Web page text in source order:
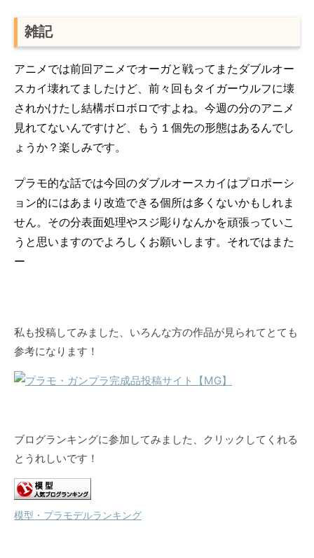
雑記
アニメでは前回アニメでオーガと戦ってまたダブルオー
スカイ壊れてましたけど、前々回もタイガーウルフに壊
されかけたし結構ボロボロですよね。今週の分のアニメ
見れてないんですけど、もう１個先の形態はあるんでし
ょうか？楽しみです。
プラモ的な話では今回のダブルオースカイはプロポーシ
ョン的にはあまり改造できる個所は多くないかもしれま
せん。その分表面処理やスジ彫りなんかを頑張っていこ
うと思いますのでよろしくお願いします。それではまた
ー
私も投稿してみました、いろんな方の作品が見られてとても
参考になります！
ブログランキングに参加してみました、クリックしてくれる
とうれしいです！
模型・プラモデルランキング